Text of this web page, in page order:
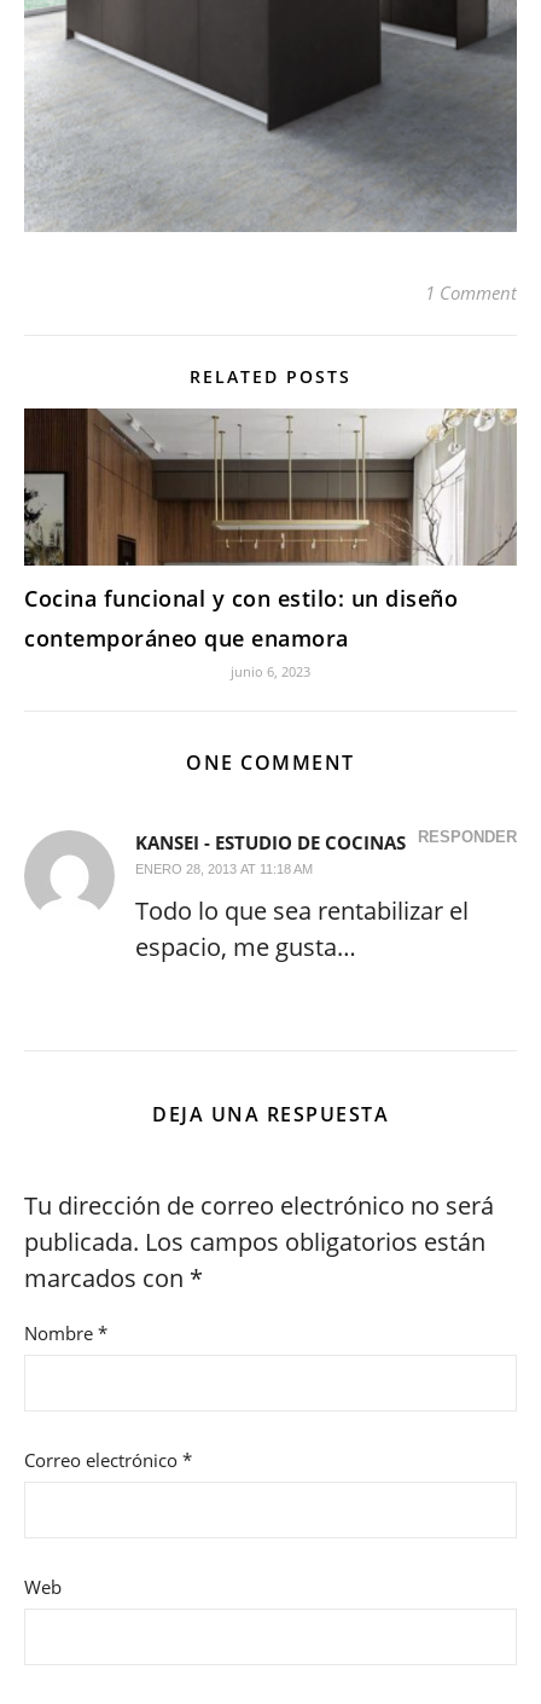
1 Comment
RELATED POSTS
Cocina funcional y con estilo: un diseño
contemporáneo que enamora
junio 6, 2023
ONE COMMENT
KANSEI - ESTUDIO DE COCINAS
ENERO 28, 2013 AT 11:18 AM
RESPONDER
Todo lo que sea rentabilizar el
espacio, me gusta…
DEJA UNA RESPUESTA
Tu dirección de correo electrónico no será
publicada. Los campos obligatorios están
marcados con *
Nombre *
Correo electrónico *
Web